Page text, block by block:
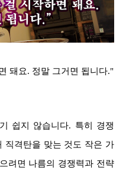
돼요. 정말 그거면 됩니다."
쉽지 않습니다. 특히 경쟁
직격탄을 맞는 것도 작은 가
려면 나름의 경쟁력과 전략